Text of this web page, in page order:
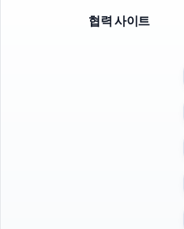
협력 사이트